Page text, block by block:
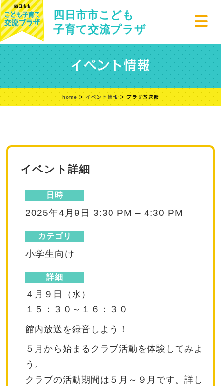
四日市市こども
子育て交流プラザ
イベント情報
home > イベント情報> プラザ放送部
イベント詳細
日時
2025年4月9日 3:30 PM –4:30 PM
カテゴリ
小学生向け
詳細
４月９日（水）
１５：３０～１６：３０
館内放送を録音しよう！
５月から始まるクラブ活動を体験してみよ
う。
クラブの活動期間は５月～９月です。詳し